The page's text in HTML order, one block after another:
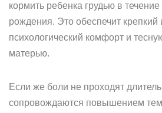
кормить ребенка грудью в
рождения. Это обеспечит крепкий
психологический комфорт и
матерью.
Если же боли не проходят
сопровождаются повышением